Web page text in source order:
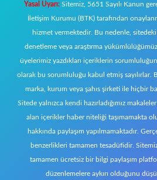
Yasal Uyarı: Sitemiz, 5651 Sayılı Kanun
İletişim Kurumu (BTK) tarafından
hizmet vermektedir. Bu nedenle,
denetleme veya araştırma
üyelerimiz yazdıkları içeriklerin
olarak bu sorumluluğu kabul etmiş sayılırlar.
marka, kurum veya şahıs şirketi ile hiçbir
Sitede yalnızca kendi hazırladığımız
alan içerikler haber niteliği taşımamakta
hakkında paylaşım yapılmamaktadır.
benzerlikleri tamamen tesadüfidir.
tamamen ücretsiz bir bilgi paylaşım
düzenlemelere aykırı olduğunu